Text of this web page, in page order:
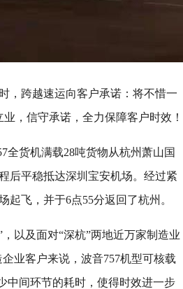
，跨越速运向客户承诺：将不惜一
，信守承诺，全力保障客户时效！
全货机满载28吨货物从杭州萧山国
后平稳抵达深圳宝安机场。经过紧
飞，并于6点55分返回了杭州。
以及面对“深杭”两地近万家制造业
业客户来说，波音757机型可核载
中间环节的耗时，使得时效进一步